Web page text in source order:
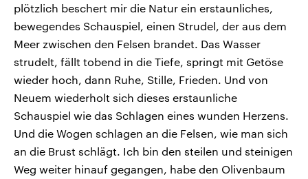
plötzlich beschert mir die Natur ein erstaunliches,
bewegendes Schauspiel, einen Strudel, der aus dem
Meer zwischen den Felsen brandet. Das Wasser
strudelt, fällt tobend in die Tiefe, springt mit Getöse
wieder hoch, dann Ruhe, Stille, Frieden. Und von
Neuem wiederholt sich dieses erstaunliche
Schauspiel wie das Schlagen eines wunden Herzens.
Und die Wogen schlagen an die Felsen, wie man sich
an die Brust schlägt. Ich bin den steilen und steinigen
Weg weiter hinauf gegangen, habe den Olivenbaum